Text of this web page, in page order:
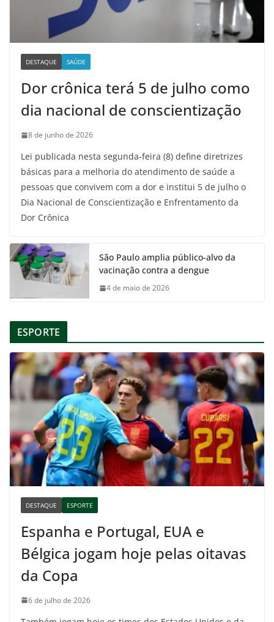
DESTAQUE SAÚDE
Dor crônica terá 5 de julho como
dia nacional de conscientização
8 de junho de 2026
Lei publicada nesta segunda-feira (8) define diretrizes
básicas para a melhoria do atendimento de saúde a
pessoas que convivem com a dor e institui 5 de julho o
Dia Nacional de Conscientização e Enfrentamento da
Dor Crônica
São Paulo amplia público-alvo da
vacinação contra a dengue
4 de maio de 2026
ESPORTE
DESTAQUE ESPORTE
Espanha e Portugal, EUA e
Bélgica jogam hoje pelas oitavas
da Copa
6 de julho de 2026